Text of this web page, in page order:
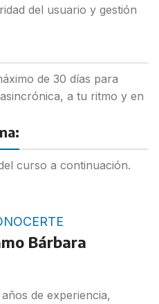
del usuario y gestión
de 30 días para
a tu ritmo y en
curso a continuación.
Bárbara
de experiencia,